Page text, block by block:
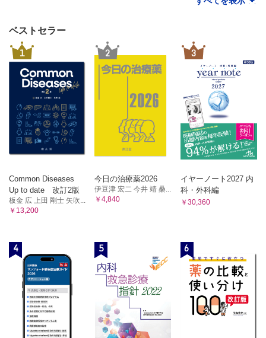
ベストセラー
1
Common Diseases
Up to date 改訂2版
板金 広 上田 剛士 矢吹...
￥13,200
2
今日の治療薬2026
伊豆津 宏二 今井 靖 桑...
￥4,840
3
イヤーノート2027 内
科・外科編
￥30,360
4 5 6